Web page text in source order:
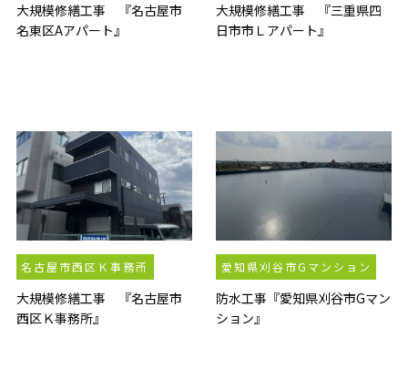
大規模修繕工事 『名古屋市
名東区Aアパート』
大規模修繕工事 『三重県四
日市市Ｌアパート』
名古屋市西区Ｋ事務所
大規模修繕工事 『名古屋市
西区Ｋ事務所』
愛知県刈谷市Gマンション
防水工事『愛知県刈谷市Gマン
ション』